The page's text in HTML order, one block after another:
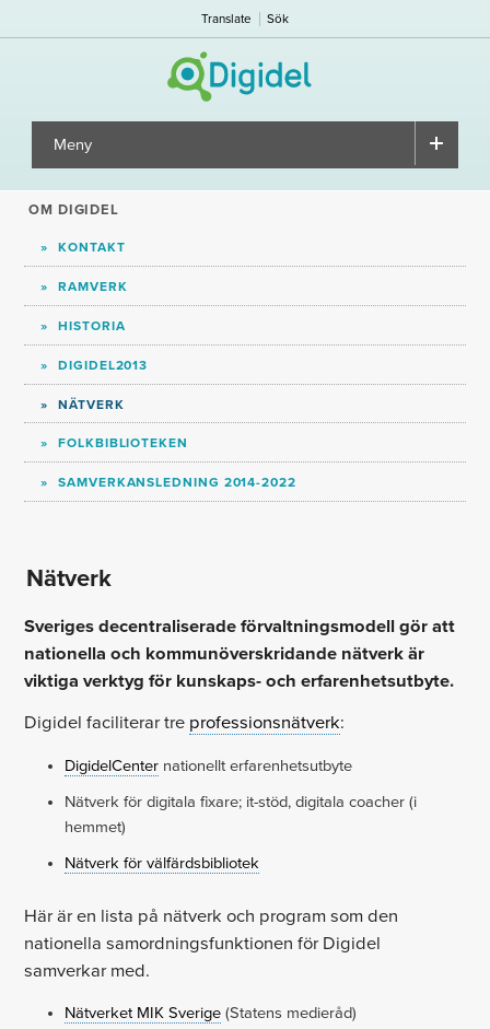
Translate Sök
Meny ▼
OM DIGIDEL
KONTAKT
RAMVERK
HISTORIA
DIGIDEL2013
NÄTVERK
FOLKBIBLIOTEKEN
SAMVERKANSLEDNING 2014-2022
Nätverk
Sveriges decentraliserade förvaltningsmodell gör att
nationella och kommunöverskridande nätverk är
viktiga verktyg för kunskaps- och erfarenhetsutbyte.
Digidel faciliterar tre professionsnätverk:
DigidelCenternationellt erfarenhetsutbyte
Nätverk för digitala fixare; it-stöd, digitala coacher (i
hemmet)
Nätverk för välfärdsbibliotek
Här är en lista på nätverk och program som den
nationella samordningsfunktionen för Digidel
samverkar med.
Nätverket MIK Sverige(Statens medieråd)